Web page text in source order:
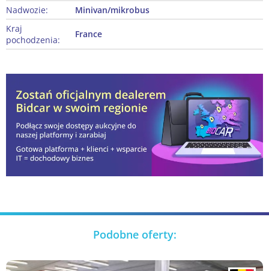
Nadwozie:
Minivan/mikrobus
Kraj
pochodzenia:
France
Podobne oferty: